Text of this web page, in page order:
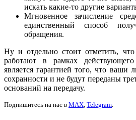
искать какие-то другие
Мгновенное зачисление
единственный способ
обращения.
Ну и отдельно стоит отметить,
работают в рамках действующего
является гарантией того, что
сохранности и не будут переданы
оснований на передачу.
Подпишитесь на нас в MAX Telegram